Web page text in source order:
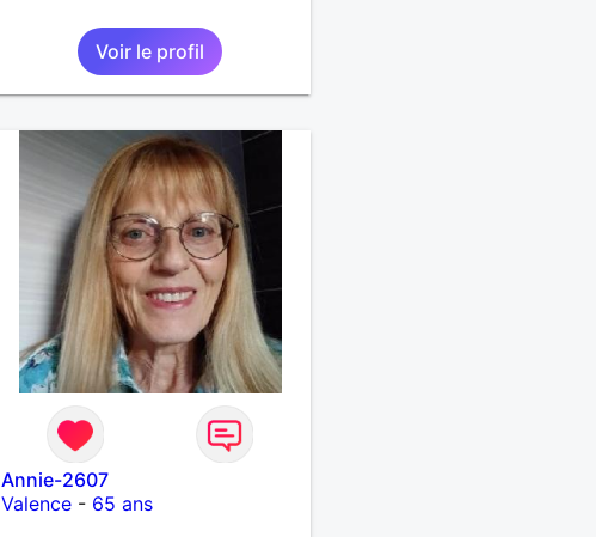
Voir le profil
Annie-2607
Valence - 65 ans